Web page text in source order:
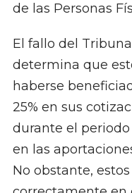
de las Personas
El fallo del
determina que
haberse
25% en sus
durante el periodo
en las
No obstante,